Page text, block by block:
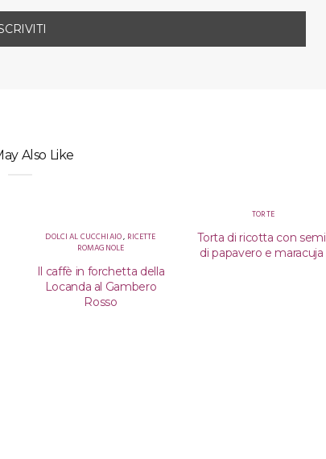
Also Like
DOLCI AL CUCCHIAIO, RICETTE
ROMAGNOLE
Il caffè in forchetta della
Locanda al Gambero
Rosso
TORTE
Torta di ricotta con semi
di papavero e maracuja